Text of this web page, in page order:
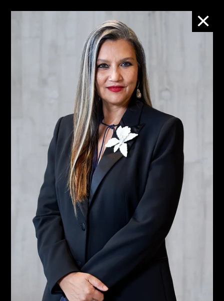
M+團隊
來自多元化背景的M+團
隊，秉持誠信、專業精神和
專門知識，致力加深大眾對
視覺文化的欣賞和了解。
M+ is led by a diverse team who works with
integrity, professionalism, and expertise to
deepen the enjoyment and understanding
of visual culture.